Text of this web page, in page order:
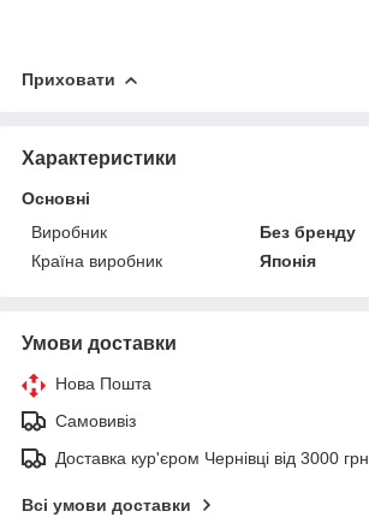
Приховати
Характеристики
Основні
Виробник
Без бренду
Країна виробник
Японія
Умови доставки
Нова Пошта
Самовивіз
Доставка кур'єром Чернівці від 3000 грн
Всі умови доставки